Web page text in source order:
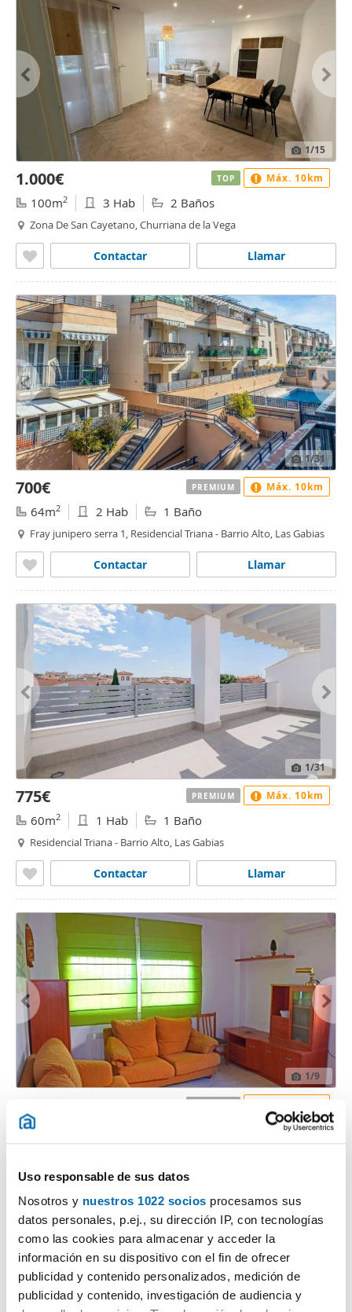
Uso responsable de sus datos
Nosotros y nuestros 1022 socios procesamos sus
datos personales, p.ej., su dirección IP, con tecnologías
como las cookies para almacenar y acceder la
información en su dispositivo con el fin de ofrecer
publicidad y contenido personalizados, medición de
publicidad y contenido, investigación de audiencia y
1/15
1.000€
100m2 3 Hab 2 Baños
Zona De San Cayetano, Churriana de la Vega
Llamar
Contactar
TOP Máx. 10km
1/31
700€
64m2 2 Hab 1 Baño
Fray junipero serra 1, Residencial Triana - Barrio Alto, Las Gabias
Llamar
Contactar
PREMIUM Máx. 10km
1/31
775€
60m2 1 Hab 1 Baño
Residencial Triana - Barrio Alto, Las Gabias
Llamar
Contactar
PREMIUM Máx. 10km
1/9
64m
Contactar